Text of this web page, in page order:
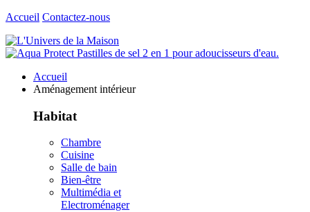
Accueil Contactez-nous
Accueil
Aménagement intérieur
Habitat
Chambre
Cuisine
Salle de bain
Bien-être
Multimédia et
Electroménager